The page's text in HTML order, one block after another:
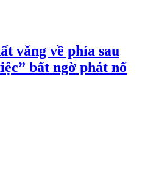
văng về phía sau
bất ngờ phát nổ